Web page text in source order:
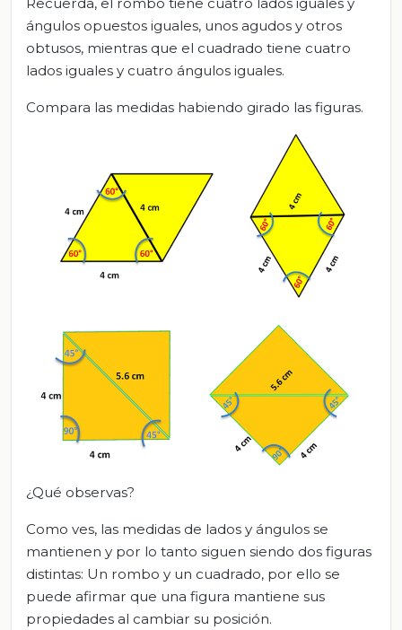
ángulos opuestos iguales, unos agudos y otros
obtusos, mientras que el cuadrado tiene cuatro
lados iguales y cuatro ángulos iguales.
Compara las medidas habiendo girado las figuras.
¿Qué observas?
Como ves, las medidas de lados y ángulos se
mantienen y por lo tanto siguen siendo dos figuras
distintas: Un rombo y un cuadrado, por ello se
puede afirmar que una figura mantiene sus
propiedades al cambiar su posición.